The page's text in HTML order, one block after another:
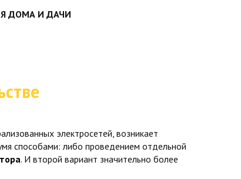
ДОМА И ДАЧИ
электросетей, возникает
способами: либо проведением отдельной
. И второй вариант значительно более